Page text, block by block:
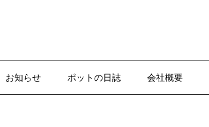
お知らせ ポットの日誌 会社概要